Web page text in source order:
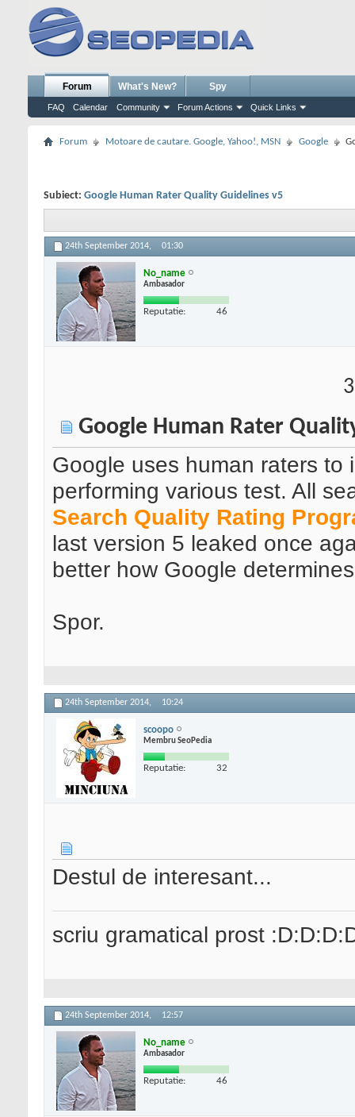
Forum
FAQ Calendar Community Forum Actions Quick Links
What's New? Spy
Forum Motoare de cautare. Google, Yahoo!, MSN Google
Subiect: Google Human Rater Quality Guidelines v5
24th September 2014, 01:30
No_name
Ambasador
Reputatie: 46
Google Human Rater
Google uses human raters to
performing various test. All
Search Quality Rating
last version 5 leaked once
better how Google
Spor.
24th September 2014, 10:24
scoopo
Membru SeoPedia
Reputatie: 32
Destul de interesant...
scriu gramatical prost
24th September 2014, 12:57
No_name
Ambasador
Reputatie: 46